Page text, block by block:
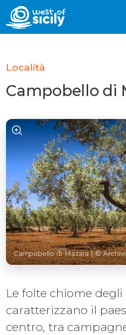
Località
Campobello di
Campobello di Mazara| ©
Le folte chiome degli
caratterizzano il
centro, tra